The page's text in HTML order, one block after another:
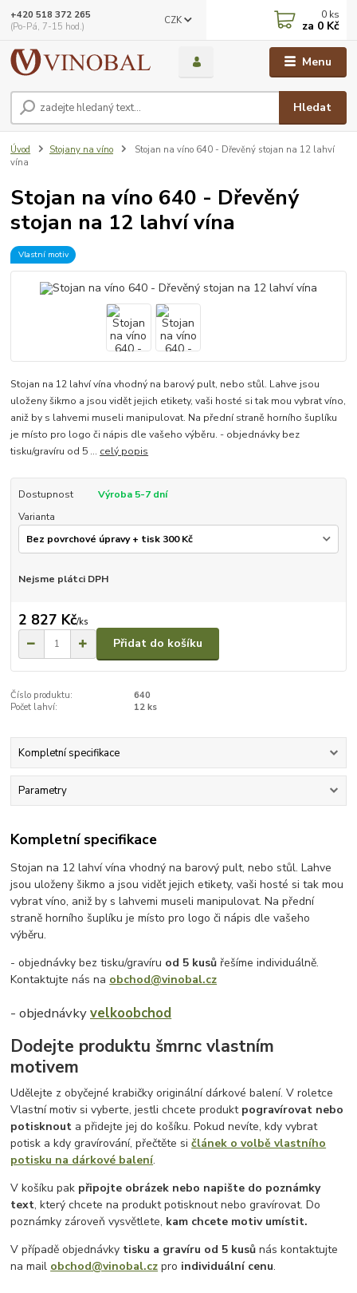
Menu
CZK
Hledat
+420 518 372 265
(Po-Pá, 7-15 hod.)
0 ks
za 0 Kč
Úvod Stojany na víno
Stojan na víno 640 - Dřevěný stojan na 12 lahví
vína
Stojan na víno 640 - Dřevěný
stojan na 12 lahví vína
Vlastní motiv
Stojan na 12 lahví vína vhodný na barový pult, nebo stůl. Lahve jsou
uloženy šikmo a jsou vidět jejich etikety, vaši hosté si tak mou vybrat víno,
aniž by s lahvemi museli manipulovat. Na přední straně horního šuplíku
je místo pro logo či nápis dle vašeho výběru. - objednávky bez
tisku/gravíru od 5 ... celý popis
Dostupnost
Výroba 5-7 dní
Varianta
Nejsme plátci DPH
2 827 Kč/ks
Přidat do košíku
Číslo produktu:
640
Počet lahví:
12 ks
Kompletní specifikace
Parametry
Kompletní specifikace
Stojan na 12 lahví vína vhodný na barový pult, nebo stůl. Lahve
jsou uloženy šikmo a jsou vidět jejich etikety, vaši hosté si tak mou
vybrat víno, aniž by s lahvemi museli manipulovat. Na přední
straně horního šuplíku je místo pro logo či nápis dle vašeho
výběru.
- objednávky bez tisku/gravíru od 5 kusů řešíme individuálně.
Kontaktujte nás na obchod@vinobal.cz
- objednávkyvelkoobchod
Dodejte produktu šmrnc vlastním
motivem
Udělejte z obyčejné krabičky originální dárkové balení. V roletce
Vlastní motiv si vyberte, jestli chcete produkt pogravírovat nebo
potisknout a přidejte jej do košíku. Pokud nevíte, kdy vybrat
potisk a kdy gravírování, přečtěte sičlánek o volbě vlastního
potisku na dárkové balení.
V košíku pak připojte obrázek nebo napište do poznámky
text, který chcete na produkt potisknout nebo gravírovat. Do
poznámky zároveň vysvětlete, kam chcete motiv umístit.
V případě objednávky tisku a gravíru od 5 kusů nás kontaktujte
na mail obchod@vinobal.cz pro individuální cenu.